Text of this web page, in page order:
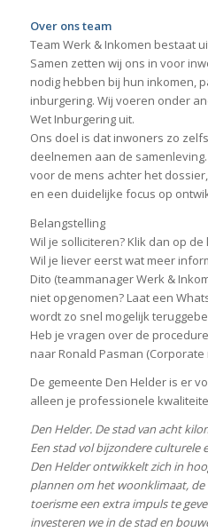
Over ons team
Team Werk & Inkomen bestaat
Samen zetten wij ons in voor
nodig hebben bij hun inkomen,
inburgering. Wij voeren onder
Wet Inburgering uit.
Ons doel is dat inwoners zo
deelnemen aan de
voor de mens achter het
en een duidelijke focus op
Belangstelling
Wil je solliciteren? Klik dan op de
Wil je liever eerst wat meer
Dito (teammanager Werk &
niet opgenomen? Laat een
wordt zo snel mogelijk
Heb je vragen over de
naar Ronald Pasman (Corporate
De gemeente Den Helder is er
alleen je professionele
Den Helder. De stad van acht
Een stad vol bijzondere culturele
Den Helder ontwikkelt zich in
plannen om het woonklimaat,
toerisme een extra impuls te
investeren we in de stad en